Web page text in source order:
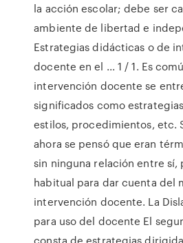
la acción escolar; debe ser
ambiente de libertad e
Estrategias didácticas o de
docente en el ... 1 / 1. Es
intervención docente se
significados como
estilos, procedimientos, etc.
ahora se pensó que eran
sin ninguna relación entre sí,
habitual para dar cuenta del
intervención docente. La
para uso del docente El
consta de estrategias